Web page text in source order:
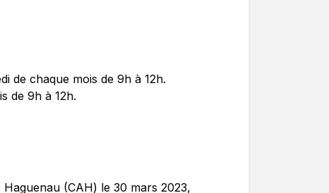
de chaque mois de 9h à 12h.
de 9h à 12h.
(CAH) le 30 mars 2023,